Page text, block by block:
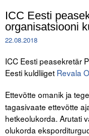
Kalender
Tegevused
Publikatsioonid
Arvamus
Viidad
ICC Eesti
organisatsiooni
22.08.2018
ICC Eesti peasekretär
Eesti kuldliiget Revala
Ettevõtte omanik ja
tagasivaate ettevõtte
hetkeolukorda. Arutati
olukorda